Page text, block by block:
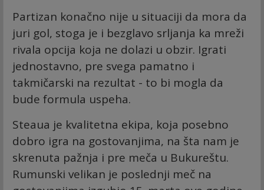
Partizan konačno nije u situaciji da mora da
juri gol, stoga je i bezglavo srljanja ka mreži
rivala opcija koja ne dolazi u obzir. Igrati
jednostavno, pre svega pamatno i
takmičarski na rezultat - to bi mogla da
bude formula uspeha.
Steaua je kvalitetna ekipa, koja posebno
dobro igra na gostovanjima, na šta nam je
skrenuta pažnja i pre meča u Bukureštu.
Rumunski velikan je poslednji meč na